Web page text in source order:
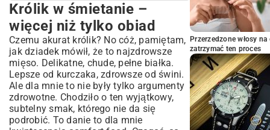
Królik w śmietanie – więcej niż tylko
obiad
Skarby, które trafią do naszego garnka
No to do dzieła! Gotujemy królika krok
po kroku
Gdy najdzie ochota na małe szaleństwo
Moje małe triki, żeby królik wyszedł
nieziemski
Idealne towarzystwo dla naszego królika
Królik w śmietanie –
więcej niż tylko obiad
Czemu akurat królik? No cóż, pamiętam,
jak dziadek mówił, że to najzdrowsze
mięso. Delikatne, chude, pełne białka.
Lepsze od kurczaka, zdrowsze od świni.
Ale dla mnie to nie były tylko argumenty
zdrowotne. Chodziło o ten wyjątkowy,
subtelny smak, którego nie da się
podrobić. To danie to dla mnie
Przerzedzone włosy
zatrzymać ten proces